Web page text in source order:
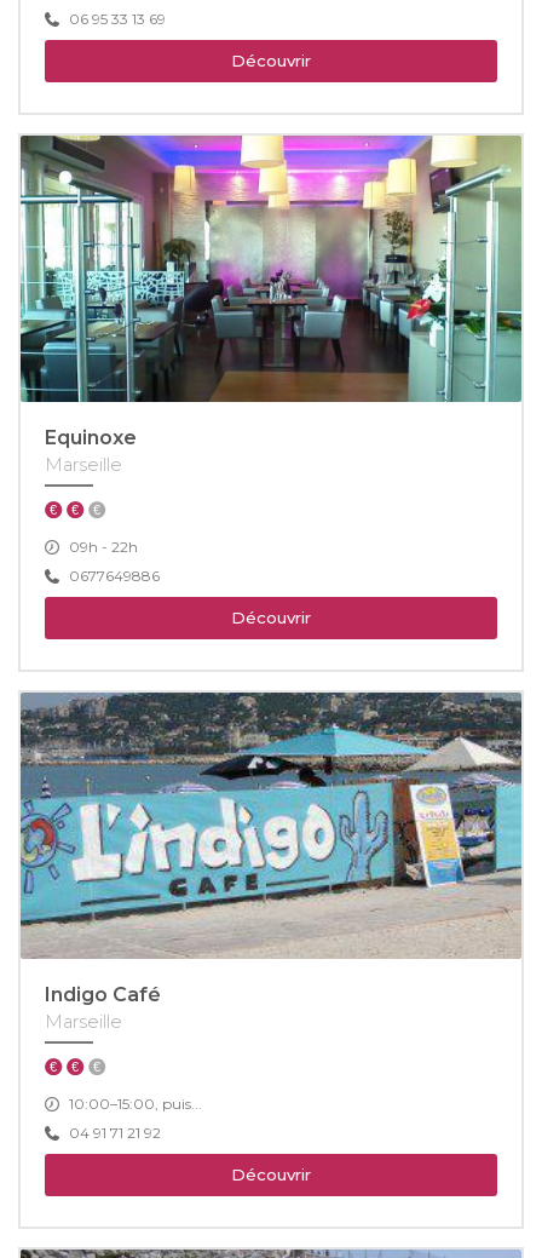
06 95 33 13 69
Découvrir
Equinoxe
Marseille
09h - 22h
0677649886
Découvrir
Indigo Café
Marseille
10:00–15:00, puis...
04 91 71 21 92
Découvrir